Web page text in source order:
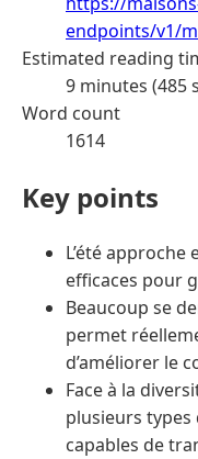
endpoints/v1/
Estimated reading
9 minutes (485
Word count
1614
Key points
L’été
efficaces pour
Beaucoup se
permet
d’améliorer le
Face à la
plusieurs types
capables de